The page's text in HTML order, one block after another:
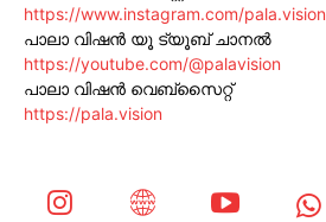
https://www.instagram.com/pala.vision
പാലാ വിഷൻ യൂ ട്യൂബ് ചാനൽ
https://youtube.com/@palavision
പാലാ വിഷൻ വെബ്സൈറ്റ്
https://pala.vision